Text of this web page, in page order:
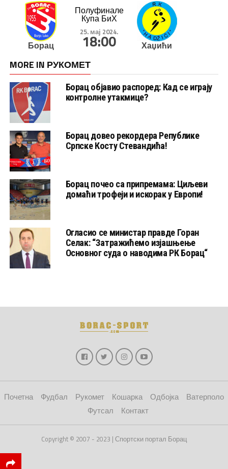
Борац
Полуфинале
Купа БиХ
25. мај 2024.
18:00 Хаџићи
MORE IN РУКОМЕТ
Борац објавио распоред: Кад се играју
контролне утакмице?
Борац довео рекордера Републике
Српске Косту Стевандића!
Борац почео са припремама: Циљеви
домаћи трофеји и искорак у Европи!
Огласио се министар правде Горан
Селак: “Затражићемо изјашњење
Основног суда о наводима РК Борац“
Почетна Фудбал Рукомет Кошарка Одбојка
Ватерполо
Футсал
Контакт
Copyright © 2007 - 2023 | Спортски портал Борац